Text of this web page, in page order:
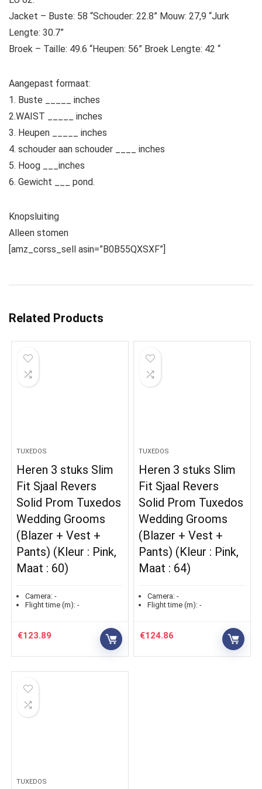
Jacket – Buste: 58 “Schouder: 22.8” Mouw: 27,9 “Jurk
Lengte: 30.7”
Broek – Taille: 49.6 “Heupen: 56” Broek Lengte: 42 “
Aangepast formaat:
1. Buste _____ inches
2.WAIST _____ inches
3. Heupen _____ inches
4. schouder aan schouder ____ inches
5. Hoog ___inches
6. Gewicht ___ pond.
Knopsluiting
Alleen stomen
[amz_corss_sell asin=”B0B55QXSXF”]
Related Products
TUXEDOS
Heren 3 stuks Slim
Fit Sjaal Revers
Solid Prom Tuxedos
Wedding Grooms
(Blazer + Vest +
Pants) (Kleur : Pink,
Maat : 60)
Camera: -
Flight time (m): -
€123.89
TUXEDOS
Heren 3 stuks Slim
Fit Sjaal Revers
Solid Prom Tuxedos
Wedding Grooms
(Blazer + Vest +
Pants) (Kleur : Pink,
Maat : 64)
Camera: -
Flight time (m): -
€124.86
TUXEDOS